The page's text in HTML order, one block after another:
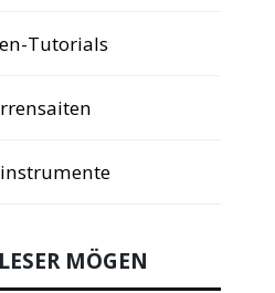
Tutorials
MÖGEN